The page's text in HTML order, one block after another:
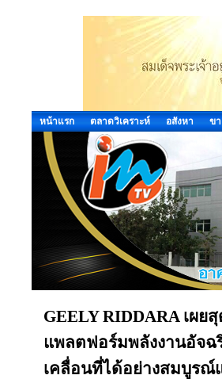
หน้าแรก ตลาดวิเคราะห์ อสังหา ข
GEELY RIDDARA เผย
แพลตฟอร์มพลังงานอัจฉ
เคลื่อนที่ได้อย่างสมบูรณ์